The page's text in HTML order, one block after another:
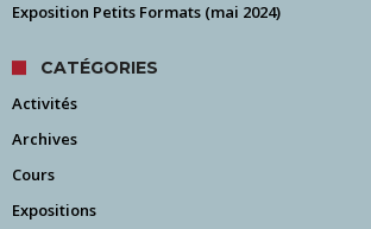
Exposition Petits Formats (mai 2024)
CATÉGORIES
Activités
Archives
Cours
Expositions